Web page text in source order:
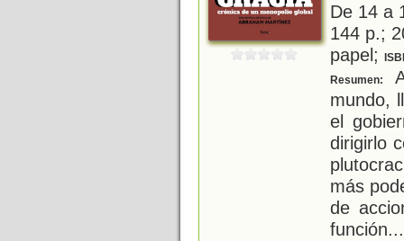
De 14 a
144 p.;
papel;
Resumen:
mundo,
el
dirigirlo
más
de
función...